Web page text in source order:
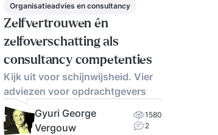
Organisatieadvies en consultancy
Zelfvertrouwen én
zelfoverschatting als
consultancy competenties
Kijk uit voor schijnwijsheid. Vier
adviezen voor opdrachtgevers
Gyuri George
Vergouw
1580
2